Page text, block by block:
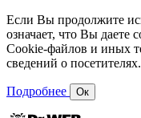
Если Вы продолжите
означает, что Вы даете
Cookie-файлов и иных
сведений о посетителях.
Подробнее Ок